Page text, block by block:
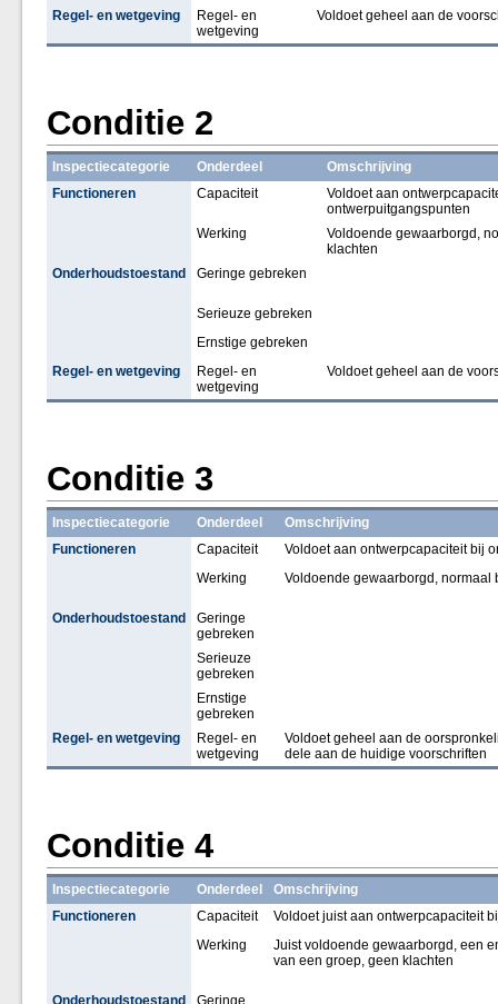
Regel- en wetgeving
Regel- en
wetgeving
Voldoet geheel aan de
Conditie 2
Inspectiecategorie Onderdeel
Omschrijving
Functioneren
Capaciteit
Voldoet aan
ontwerpuitgangspunten
Werking
Voldoende gewaarborgd,
klachten
Onderhoudstoestand
Geringe gebreken
Serieuze gebreken
Ernstige gebreken
Regel- en wetgeving
Regel- en
wetgeving
Voldoet geheel aan de
Conditie 3
Inspectiecategorie Onderdeel
Omschrijving
Functioneren
Capaciteit
Voldoet aan ontwerpcapaciteit bij
Werking
Voldoende gewaarborgd, normaal
Onderhoudstoestand
Geringe
gebreken
Serieuze
gebreken
Ernstige
gebreken
Regel- en wetgeving
Regel- en
wetgeving
Voldoet geheel aan de
dele aan de huidige voorschriften
Conditie 4
Inspectiecategorie Onderdeel
Omschrijving
Functioneren
Capaciteit
Voldoet juist aan ontwerpcapaciteit
Werking
Juist voldoende gewaarborgd, een
van een groep, geen klachten
Onderhoudstoestand Geringe